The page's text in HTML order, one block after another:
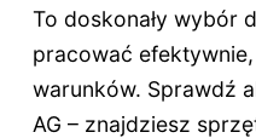
To doskonały wybór
pracować
warunków. Sprawdź
AG – znajdziesz